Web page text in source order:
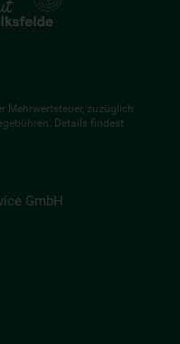
Mehrwertsteuer, zuzüglich
Details findest
GmbH